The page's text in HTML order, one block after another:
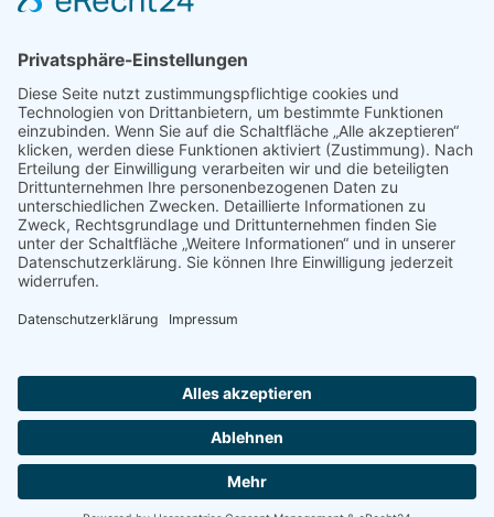
© 2022 - 2026 Dr. Christina Baum. Alle Rechte vorbehalten.